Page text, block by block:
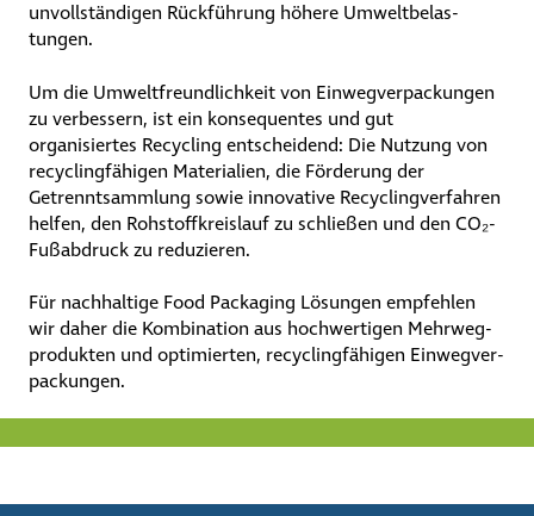
unvoll­stän­digen Rückführung höhere Umwelt­be­las­
tungen.
Um die Umwelt­freund­lich­keit von Einweg­ver­pa­ckungen
zu verbessern, ist ein konsequentes und gut
organisiertes Recycling entscheidend: Die Nutzung von
recy­cling­fä­higen Materialien, die Förderung der
Getrennt­samm­lung sowie innovative Recy­cling­ver­fahren
helfen, den Rohstoff­kreis­lauf zu schließen und den CO₂-
Fußabdruck zu reduzieren.
Für nachhaltige Food Packaging Lösungen empfehlen
wir daher die Kombination aus hochwertigen Mehr­weg­
pro­dukten und optimierten, recy­cling­fä­higen Einweg­ver­
pa­ckungen.